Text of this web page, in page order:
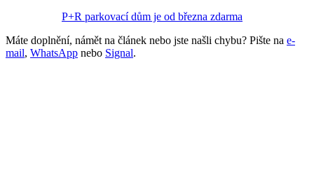
P+R parkovací dům je od března zdarma
Máte doplnění, námět na článek nebo jste našli chybu? Pište na e-
mail, WhatsApp nebo Signal.